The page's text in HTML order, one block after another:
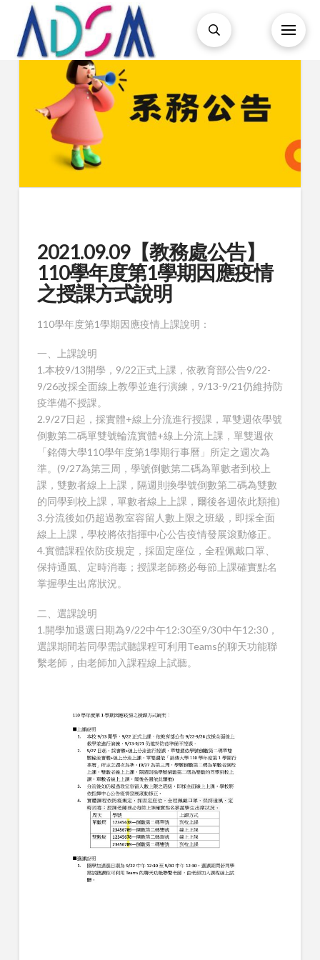
2021.09.09【教務處公告】
110學年度第1學期因應疫情
之授課方式說明
110學年度第1學期因應疫情上課說明：
一、上課說明
1.本校9/13開學，9/22正式上課，依教育部公告9/22-
9/26改採全面線上教學並進行演練，9/13-9/21仍維持防
疫準備不授課。
2.9/27日起，採實體+線上分流進行授課，單雙週依學號
倒數第二碼單雙號輪流實體+線上分流上課，單雙週依
「銘傳大學110學年度第1學期行事曆」所定之週次為
準。(9/27為第三周，學號倒數第二碼為單數者到校上
課，雙數者線上上課，隔週則換學號倒數第二碼為雙數
的同學到校上課，單數者線上上課，爾後各週依此類推)
3.分流後如仍超過教室容留人數上限之班級，即採全面
線上上課，學校將依指揮中心公告疫情發展滾動修正。
4.實體課程依防疫規定，採固定座位，全程佩戴口罩、
保持通風、定時消毒；授課老師務必每節上課確實點名
掌握學生出席狀況。
二、選課說明
1.開學加退選日期為9/22中午12:30至9/30中午12:30，
選課期間若同學需試聽課程可利用Teams的聊天功能聯
繫老師，由老師加入課程線上試聽。